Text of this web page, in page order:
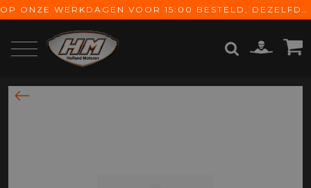
OP ONZE WERKDAGEN VOOR 15:00 BESTELD, DEZELFDE DAG VERZONDEN! GRATIS VERZENDING VANAF € 65,-